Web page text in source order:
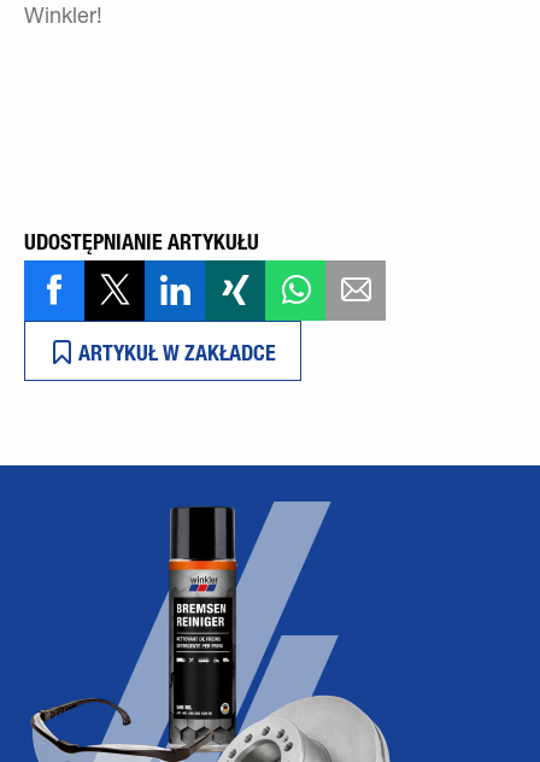
Winkler!
UDOSTĘPNIANIE ARTYKUŁU
ARTYKUŁ W ZAKŁADCE